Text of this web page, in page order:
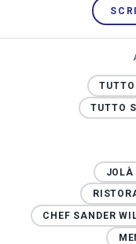
TUTTO
JOLÀ
CHEF SANDER